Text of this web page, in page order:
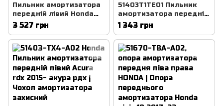
Пильник амортизатора
передній лівий Honda
51403-SZA-A01, Honda
Pilot, 2008-2012, пилот
хонда
3 527 грн
51403T1TE01 Пильник
амортизатора передній
лівий Honda CRV 2013
2014 2015 | Чохол
амортизатора захисний
1 343 грн